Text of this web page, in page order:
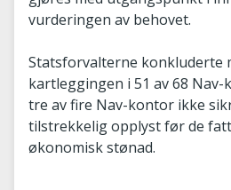
vurderingen av behovet.
Statsforvalterne konkluderte
kartleggingen i 51 av 68
tre av fire Nav-kontor ikke
tilstrekkelig opplyst før de
økonomisk stønad.